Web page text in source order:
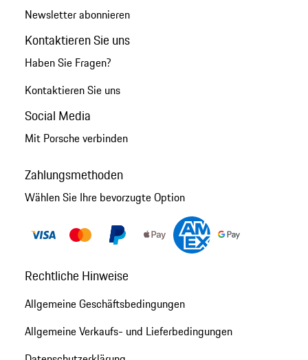
Newsletter abonnieren
Kontaktieren Sie uns
Haben Sie Fragen?
Kontaktieren Sie uns
Social Media
Mit Porsche verbinden
Zahlungsmethoden
Wählen Sie Ihre bevorzugte Option
Rechtliche Hinweise
Allgemeine Geschäftsbedingungen
Allgemeine Verkaufs- und Lieferbedingungen